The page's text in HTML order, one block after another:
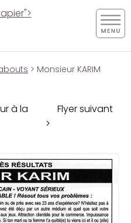
> Monsieur KARIM
à la
Flyer suivant
>